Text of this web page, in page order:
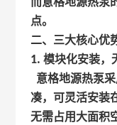
点。
二、三大核心优
1. 模块化安装，
意格地源热泵
凑，可灵活安装
无需占用大面积